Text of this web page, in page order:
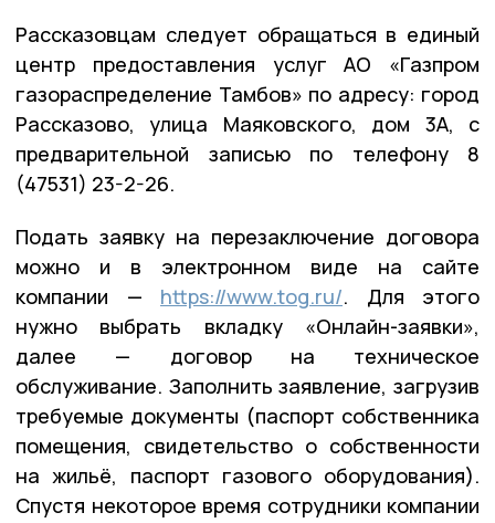
Рассказовцам следует обращаться в единый
центр предоставления услуг АО «Газпром
газораспределение Тамбов» по адресу: город
Рассказово, улица Маяковского, дом 3А, c
предварительной записью по телефону 8
(47531) 23-2-26.
Подать заявку на перезаключение договора
можно и в электронном виде на сайте
компании — https://www.tog.ru/. Для этого
нужно выбрать вкладку «Онлайн-заявки»,
далее — договор на техническое
обслуживание. Заполнить заявление, загрузив
требуемые документы (паспорт собственника
помещения, свидетельство о собственности
на жильё, паспорт газового оборудования).
Спустя некоторое время сотрудники компании